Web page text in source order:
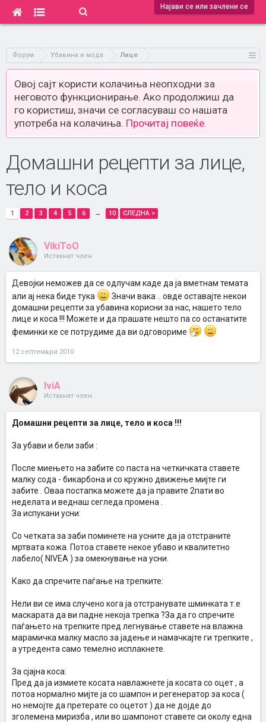
Најави се или зачлени се
Форум Убавина и мода Лице
Овој сајт користи колачиња неопходни за
неговото функционирање. Ако продолжиш да
го користиш, значи се согласуваш со нашата
употреба на колачиња. Прочитај повеќе.
Домашни рецепти за лице,
тело и коса
1 2 3 4 5 6 → 10 СЛЕДНА >
VikiToO
Истакнат член
Девојки неможев да се одлучам каде да ја вметнам темата
али ај нека биде тука
Значи вака .. овде оставајте некои
домашни рецепти за убавина корисни за нас, нашето тело
лице и коса !!! Можете и да прашате нешто па со останатите
феминки ке се потрудиме да ви одговориме
12 септември 2010
IviA
Истакнат член
Домашни рецепти за лице, тело и коса !!!
За убави и бели заби :
После миењето на забите со паста на четкичката ставете
малку сода - бикарбона и со кружно движење мијте ги
забите . Оваа постапка можете да ја правите 2пати во
неделата и веднаш сегледа промена .
За испукани усни:
Со четката за заби поминете на усните да ја отстраните
мртвата кожа. Потоа ставете некое убаво и квалитетно
лабело( NIVEA ) за омекнување на усни.
Како да спречите паѓање на трепките:
Нели ви се има случено кога ја отстранувате шминката т.е
маскарата да ви падне некоја трепка ?За да го спречите
паѓањето на трепките пред легнување ставете на влажна
марамичка малку масло за јадење и намачкајте ги трепките ,
а утредента само темелно исплакнете.
За сјајна коса:
Пред да ја измиете косата навлажнете ја косата со оцет , а
потоа нормално мијте ја со шампон и регенератор за коса (
но немојте да претерате со оцетот ) да не дојде до
зголемена миризба , или во шампонот ставете си околу една